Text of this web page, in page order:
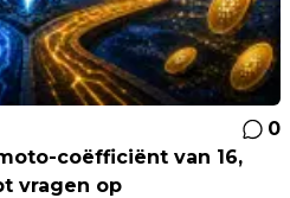
0
coëfficiënt van 16,
vragen op